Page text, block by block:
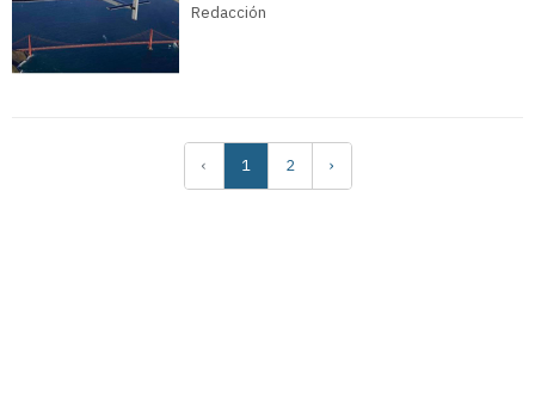
Redacción
‹ 1 2 ›